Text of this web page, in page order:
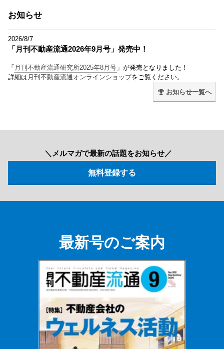
お知らせ
2026/8/7
「月刊不動産流通2026年9月号」発売中！
「 月刊不動産流通研究所2025年8月号 」が発売となりました！
詳細は 月刊不動産流通オンラインショップをご覧ください。
お知らせ一覧へ
＼メルマガで最新の話題をお知らせ／
最新号のご案内